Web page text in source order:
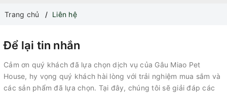
Trang chủ Liên hệ
Để lại tin nhắn
Cảm ơn quý khách đã lựa chọn dịch vụ của Gâu Miao Pet
House, hy vọng quý khách hài lòng với trải nghiệm mua sắm và
các sản phẩm đã lựa chọn. Tại đây, chúng tôi sẽ giải đáp các